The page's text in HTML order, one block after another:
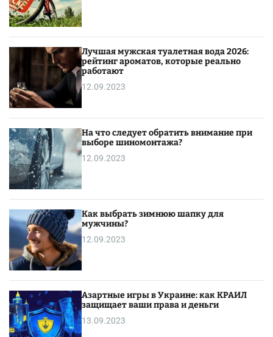
Лучшая мужская туалетная вода 2026:
рейтинг ароматов, которые реально
работают
12.09.2023
На что следует обратить внимание при
выборе шиномонтажа?
12.09.2023
Как выбрать зимнюю шапку для
мужчины?
12.09.2023
Азартные игры в Украине: как КРАИЛ
защищает ваши права и деньги
13.09.2023